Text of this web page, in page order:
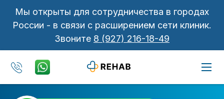
Мы открыты для сотрудничества в городах
России - в связи с расширением сети клиник.
Звоните 8 (927) 216-18-49